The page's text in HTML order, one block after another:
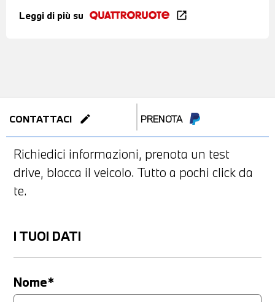
Leggi di più su open_in_new
CONTATTACI edit PRENOTA
Richiedici informazioni, prenota un test
drive, blocca il veicolo. Tutto a pochi click da
te.
I TUOI DATI
Nome*